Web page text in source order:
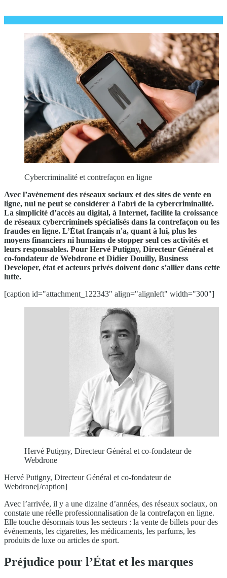
Cybercriminalité et contrefaçon en ligne
Avec l’avènement des réseaux sociaux et des sites de vente en
ligne, nul ne peut se considérer à l'abri de la cybercriminalité.
La simplicité d’accès au digital, à Internet, facilite la croissance
de réseaux cybercriminels spécialisés dans la contrefaçon ou les
fraudes en ligne. L’État français n'a, quant à lui, plus les
moyens financiers ni humains de stopper seul ces activités et
leurs responsables. Pour Hervé Putigny, Directeur Général et
co-fondateur de Webdrone et Didier Douilly, Business
Developer, état et acteurs privés doivent donc s’allier dans cette
lutte.
[caption id="attachment_122343" align="alignleft" width="300"]
Hervé Putigny, Directeur Général et co-fondateur de
Webdrone
Hervé Putigny, Directeur Général et co-fondateur de
Webdrone[/caption]
Avec l’arrivée, il y a une dizaine d’années, des réseaux sociaux, on
constate une réelle professionnalisation de la contrefaçon en ligne.
Elle touche désormais tous les secteurs : la vente de billets pour des
événements, les cigarettes, les médicaments, les parfums, les
produits de luxe ou articles de sport.
Préjudice pour l’État et les marques